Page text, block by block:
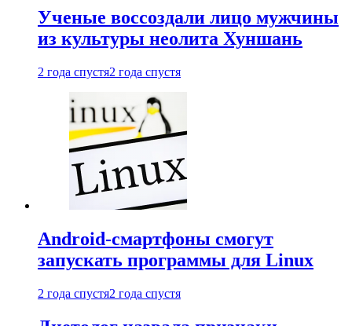
Ученые воссоздали лицо мужчины
из культуры неолита Хуншань
2 года спустя2 года спустя
Android-смартфоны смогут
запускать программы для Linux
2 года спустя2 года спустя